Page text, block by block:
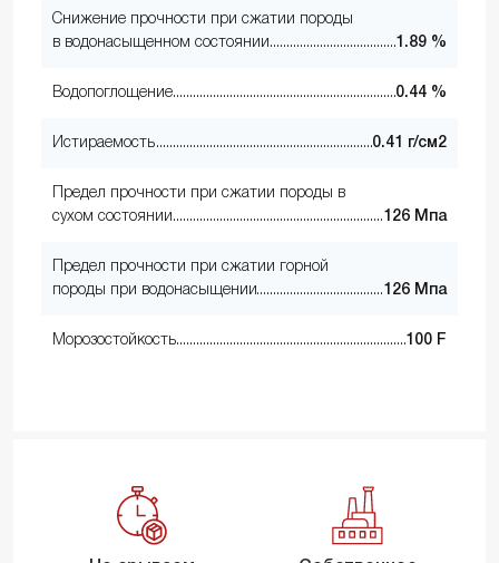
Снижение прочности при сжатии породы
в водонасыщенном состоянии
1.89 %
Водопоглощение 0.44 %
Истираемость 0.41 г/см2
Предел прочности при сжатии породы в
сухом состоянии
126 Мпа
Предел прочности при сжатии горной
породы при водонасыщении
126 Мпа
Морозостойкость 100 F